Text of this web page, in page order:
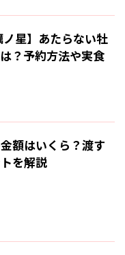
ノ星】あたらない牡
？予約方法や実食
額はいくら？渡す
を解説